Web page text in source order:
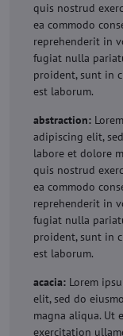
quis nostrud
ea commodo
reprehenderit in
fugiat nulla
proident, sunt in
est laborum.
abstraction:
adipiscing elit,
labore et dolore
quis nostrud
ea commodo
reprehenderit in
fugiat nulla
proident, sunt in
est laborum.
acacia: Lorem
elit, sed do
magna aliqua. Ut
exercitation